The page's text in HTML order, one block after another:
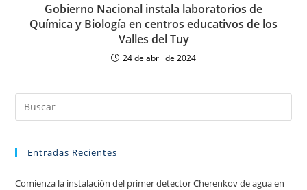
Gobierno Nacional instala laboratorios de
Química y Biología en centros educativos de los
Valles del Tuy
24 de abril de 2024
Entradas Recientes
Comienza la instalación del primer detector Cherenkov de agua en